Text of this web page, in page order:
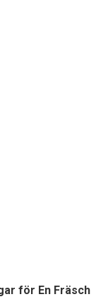
för En Fräsch